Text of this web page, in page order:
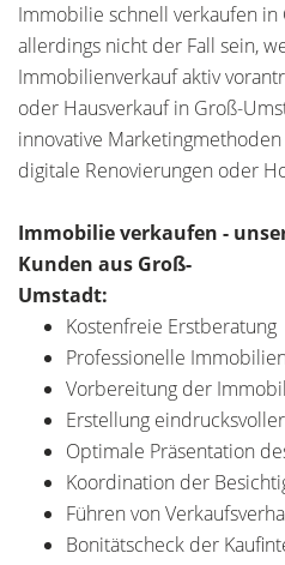
Immobilie schnell verkaufen
allerdings nicht der Fall sein,
Immobilienverkauf aktiv
oder Hausverkauf in Groß-
innovative
digitale Renovierungen oder
Immobilie verkaufen -
Kunden aus Groß-
Umstadt:
Kostenfreie Erstberatung
Professionelle
Vorbereitung der
Erstellung
Optimale Präsentation
Koordination der
Führen von
Bonitätscheck der